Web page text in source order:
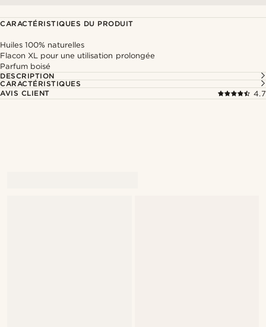
CARACTÉRISTIQUES DU PRODUIT
Huiles 100% naturelles
Flacon XL pour une utilisation prolongée
Parfum boisé
DESCRIPTION
CARACTÉRISTIQUES
AVIS CLIENT
4.7